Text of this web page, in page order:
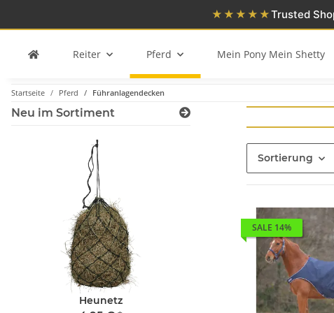
★★★★★Trusted
Reiter Pferd Mein Pony Mein Shetty
Startseite Pferd Führanlagendecken
Sortierung
SALE 14%
Neu im Sortiment
Heunetz
Waldhausen Health +